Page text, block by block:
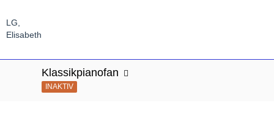
LG,
Elisabeth
Klassikpianofan
INAKTIV